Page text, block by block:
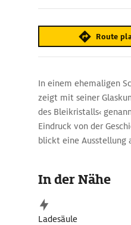
Route
In einem ehemaligen
zeigt mit seiner
des Bleikristalls‹
Eindruck von der
blickt eine Ausstellung
In der Nähe
Ladesäule